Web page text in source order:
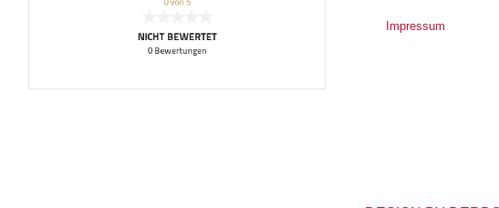
Impressum